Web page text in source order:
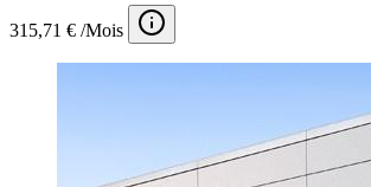
315,71 € /Mois